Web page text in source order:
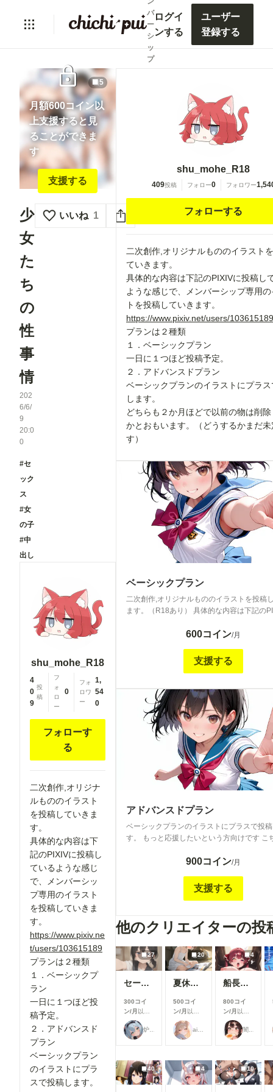
バ
ー
シ
ッ
プ
ログイ
ンする
ユーザー
登録する
lock
月額600コイン以
上支援すると見
ることができま
す
支援する
5
少
女
た
ち
の
性
事
情
202
6/6/
9
20:0
0
#セ
ック
ス
#女
の子
#中
出し
いいね 1
shu_mohe_R18
4
0
9
投
稿
フ
ォ
ロ
ー
0
フォ
ロワ
ー
1,
54
0
フォローす
る
二次創作,オリジナ
ルもののイラスト
を投稿していきま
す。
具体的な内容は下
記のPIXIVに投稿し
ているような感じ
で、メンバーシッ
プ専用のイラスト
を投稿していきま
す。
https://www.pixiv.ne
t/users/103615189
プランは２種類
１．ベーシックプ
ラン
一日に１つほど投
稿予定。
２．アドバンスド
プラン
ベーシックプラン
のイラストにプラ
スで投稿します。
shu_mohe_R18
409投稿 フォロー0 フォロワー
フォローする
二次創作,オリジナルもののイラスト
ていきます。
具体的な内容は下記のPIXIVに投稿し
ような感じで、メンバーシップ専用
トを投稿していきます。
https://www.pixiv.net/users/103615189
プランは２種類
１．ベーシックプラン
一日に１つほど投稿予定。
２．アドバンスドプラン
ベーシックプランのイラストにプラ
します。
どちらも２か月ほどで以前の物は削
かとおもいます。（どうするかまだ未
す）
ベーシックプラン
二次創作,オリジナルもののイラストを投稿
ます。（R18あり） 具体的な内容は下記の
ラストを投稿していきます。
ど投稿予定。（R18あり） （リクエストは
スドプランでのみ受け付けます）
600コイン/月
支援する
アドバンスドプラン
ベーシックプランのイラストにプラスで投
す。 もっと応援したいという方向けです こちらのプ
900コイン/月
支援する
他のクリエイターの投
27
セーラーちゃんと先生 26-08-04
300コイ
ン/月 以上
支援すると
見ることが
できます
炉巨猫@今日はこれでいいかな
20
夏休みに覚えたこと
500コイ
ン/月 以上
支援すると
見ることが
できます
ailovepui
4
船長のズボズボおなにー♪
800コイ
ン/月 以上
支援すると
見ることが
できます
闇の熊太郎
40 4 10